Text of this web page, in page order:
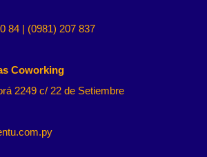
84 | (0981) 207 837
Coworking
2249 c/ 22 de Setiembre